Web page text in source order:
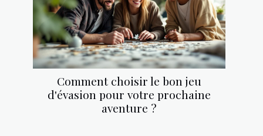
Comment choisir le bon jeu
d'évasion pour votre prochaine
aventure ?